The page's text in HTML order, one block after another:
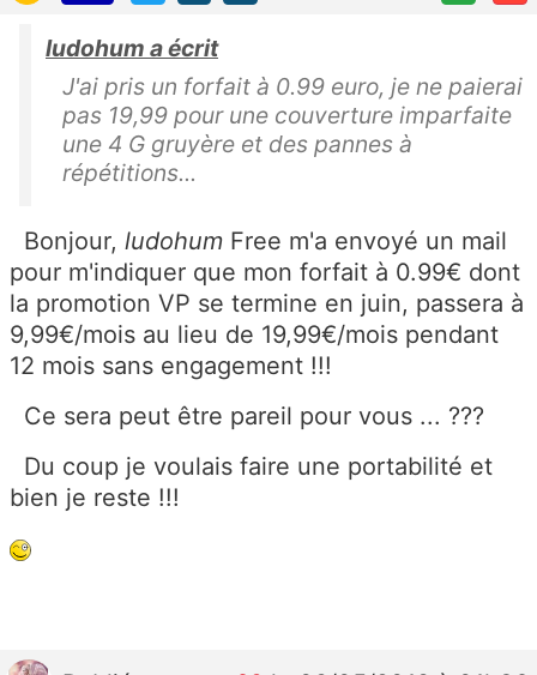
ludohum a écrit
J'ai pris un forfait à 0.99 euro, je ne paierai
pas 19,99 pour une couverture imparfaite
une 4 G gruyère et des pannes à
répétitions...
Bonjour, ludohum Free m'a envoyé un mail
pour m'indiquer que mon forfait à 0.99€ dont
la promotion VP se termine en juin, passera à
9,99€/mois au lieu de 19,99€/mois pendant
12 mois sans engagement !!!
Ce sera peut être pareil pour vous ... ???
Du coup je voulais faire une portabilité et
bien je reste !!!